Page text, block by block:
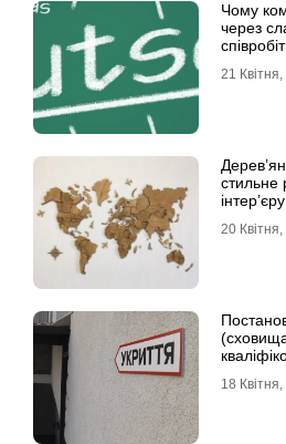
Чому
через
21
стильне
інтер’єру
20
18